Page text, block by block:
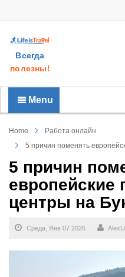
Всегда
полезны!
Menu
Home
Работа онлайн
5 причин поменять
5 причин
центры на
Среда, Янв 07 2026